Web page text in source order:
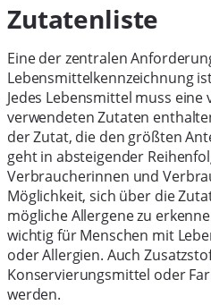
Zutatenliste
Eine der zentralen
Lebensmittelkennzeichnung
Jedes Lebensmittel muss
verwendeten Zutaten
der Zutat, die den größten
geht in absteigender
Verbraucherinnen und
Möglichkeit, sich über die
mögliche Allergene zu
wichtig für Menschen mit
oder Allergien. Auch
Konservierungsmittel oder
werden.